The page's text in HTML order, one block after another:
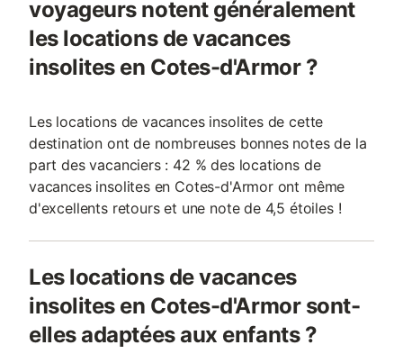
voyageurs notent généralement
les locations de vacances
insolites en Cotes-d'Armor ?
Les locations de vacances insolites de cette
destination ont de nombreuses bonnes notes de la
part des vacanciers : 42 % des locations de
vacances insolites en Cotes-d'Armor ont même
d'excellents retours et une note de 4,5 étoiles !
Les locations de vacances
insolites en Cotes-d'Armor sont-
elles adaptées aux enfants ?